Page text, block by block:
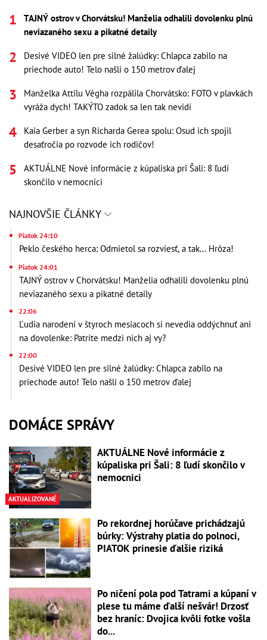
TAJNÝ ostrov v Chorvátsku! Manželia odhalili dovolenku plnú
neviazaného sexu a pikatné detaily
Desivé VIDEO len pre silné žalúdky: Chlapca zabilo na
priechode auto! Telo našli o 150 metrov ďalej
Manželka Attilu Végha rozpálila Chorvátsko: FOTO v plavkách
vyráža dych! TAKÝTO zadok sa len tak nevidí
Kaia Gerber a syn Richarda Gerea spolu: Osud ich spojil
desaťročia po rozvode ich rodičov!
AKTUÁLNE Nové informácie z kúpaliska pri Šali: 8 ľudí
skončilo v nemocnici
NAJNOVŠIE ČLÁNKY
Piatok 24:10
Peklo českého herca: Odmietol sa rozviesť, a tak... Hrôza!
Piatok 24:01
TAJNÝ ostrov v Chorvátsku! Manželia odhalili dovolenku plnú
neviazaného sexu a pikatné detaily
22:06
Ľudia narodení v štyroch mesiacoch si nevedia oddýchnuť ani
na dovolenke: Patríte medzi nich aj vy?
22:00
Desivé VIDEO len pre silné žalúdky: Chlapca zabilo na
priechode auto! Telo našli o 150 metrov ďalej
DOMÁCE SPRÁVY
AKTUALIZOVANÉ
AKTUÁLNE Nové informácie z
kúpaliska pri Šali: 8 ľudí skončilo v
nemocnici
Po rekordnej horúčave prichádzajú
búrky: Výstrahy platia do polnoci,
PIATOK prinesie ďalšie riziká
Po ničení pola pod Tatrami a kúpaní v
plese tu máme ďalší nešvár! Drzosť
bez hraníc: Dvojica kvôli fotke vošla
do...